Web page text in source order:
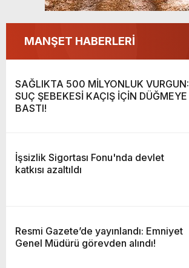
MANŞET HABERLERİ
SAĞLIKTA 500 MİLYONLUK VURGUN:
SUÇ ŞEBEKESİ KAÇIŞ İÇİN DÜĞMEYE
BASTI!
İşsizlik Sigortası Fonu'nda devlet
katkısı azaltıldı
Resmi Gazete’de yayınlandı: Emniyet
Genel Müdürü görevden alındı!